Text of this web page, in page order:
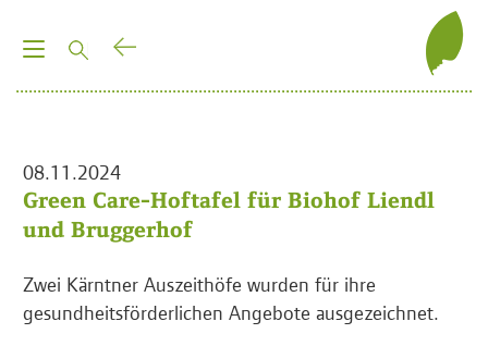
T
e
a
v
g
08.11.2024
Green Care-Hoftafel für Biohof Liendl
und Bruggerhof
Zwei Kärntner Auszeithöfe wurden für ihre
gesundheitsförderlichen Angebote ausgezeichnet.